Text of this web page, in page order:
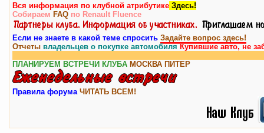
Вся информация по клубной атрибутике Здесь!
Собираем FAQ по Renault Fluence
Если не знаете в какой теме спросить Задайте вопрос здесь!
Отчеты владельцев о покупке автомобиляКупившие авто, не
ПЛАНИРУЕМ ВСТРЕЧИ КЛУБА МОСКВА ПИТЕР
Правила форума ЧИТАТЬ ВСЕМ!